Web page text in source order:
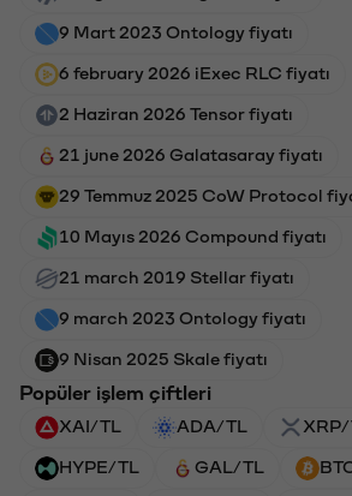
9 Mart 2023 Ontology fiyatı
6 february 2026 iExec RLC fiyatı
2 Haziran 2026 Tensor fiyatı
21 june 2026 Galatasaray fiyatı
29 Temmuz 2025 CoW Protocol
10 Mayıs 2026 Compound fiyatı
21 march 2019 Stellar fiyatı
9 march 2023 Ontology fiyatı
9 Nisan 2025 Skale fiyatı
Popüler işlem çiftleri
XAI/TL ADA/TL XRP/
HYPE/TL GAL/TL